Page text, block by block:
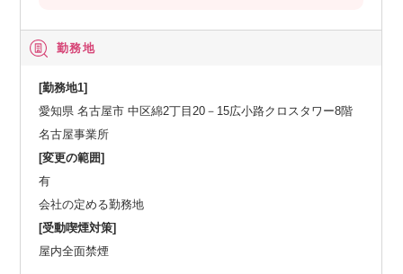
勤務地
[勤務地1]
愛知県 名古屋市 中区綿2丁目20－15広小路クロスタワー8階
名古屋事業所
[変更の範囲]
有
会社の定める勤務地
[受動喫煙対策]
屋内全面禁煙